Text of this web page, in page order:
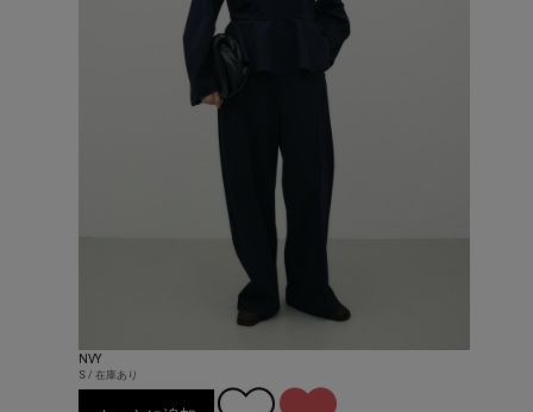
NVY
S / 在庫あり